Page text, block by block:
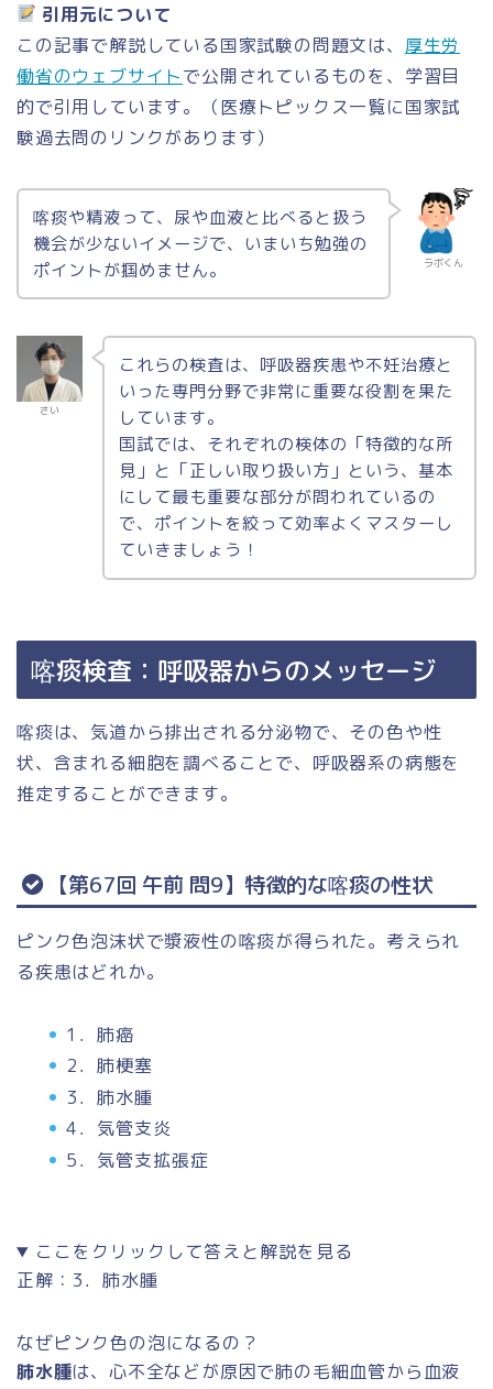
引用元について
この記事で解説している国家試験の問題文は、 厚生労
働省のウェブサイトで公開されているものを、学習目
的で引用しています。（医療トピックス一覧に国家試
験過去問のリンクがあります）
ラボくん
喀痰や精液って、尿や血液と比べると扱う
機会が少ないイメージで、いまいち勉強の
ポイントが掴めません。
さい
これらの検査は、 呼吸器疾患や不妊治療と
いった専門分野で非常に重要な役割を果た
しています。
国試では、それぞれの検体の「特徴的な所
見」と「正しい取り扱い方」という、基本
にして最も重要な部分が問われているの
で、ポイントを絞って効率よくマスターし
ていきましょう！
喀痰検査：呼吸器からのメッセージ
喀痰は、気道から排出される分泌物で、その色や性
状、含まれる細胞を調べることで、呼吸器系の病態を
推定することができます。
【第67回 午前 問9】特徴的な喀痰の性状
ピンク色泡沫状で漿液性の喀痰が得られた。考えられ
る疾患はどれか。
1．肺癌
2．肺梗塞
3．肺水腫
4．気管支炎
5．気管支拡張症
ここをクリックして答えと解説を見る
正解：3．肺水腫
なぜピンク色の泡になるの？
肺水腫は、心不全などが原因で肺の毛細血管から血液